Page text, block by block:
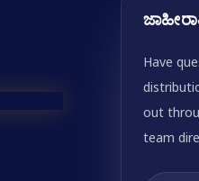
Have
out
team